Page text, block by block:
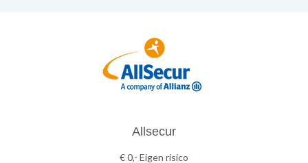
Allsecur
€ 0,- Eigen risico